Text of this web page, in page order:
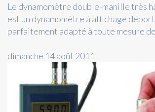
Le dynamomètre double-manille très
est un dynamomètre à affichage
parfaitement adapté à toute mesure
dimanche 14 août 2011